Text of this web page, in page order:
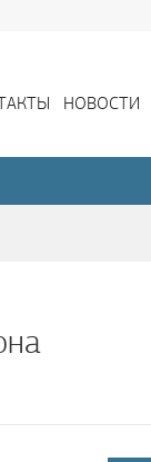
НОВОСТИ